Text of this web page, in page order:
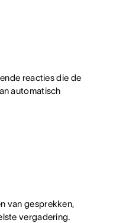
reacties die de
automatisch
van gesprekken,
vergadering.